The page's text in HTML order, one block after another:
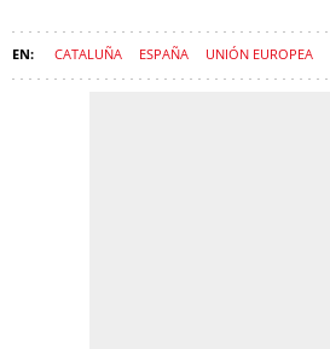
CATALUÑA ESPAÑA UNIÓN EUROPEA